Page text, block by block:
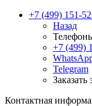
+7 (499) 151-
Назад
+7 (499)
Telegram
Заказать
Контактная